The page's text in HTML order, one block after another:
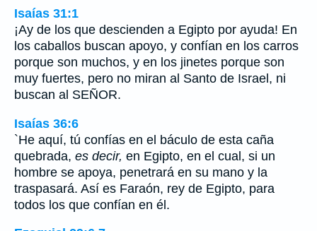
Isaías 31:1
¡Ay de los que descienden a Egipto por ayuda! En
los caballos buscan apoyo, y confían en los carros
porque son muchos, y en los jinetes porque son
muy fuertes, pero no miran al Santo de Israel, ni
buscan al SEÑOR.
Isaías 36:6
`He aquí, tú confías en el báculo de esta caña
quebrada, es decir, en Egipto, en el cual, si un
hombre se apoya, penetrará en su mano y la
traspasará. Así es Faraón, rey de Egipto, para
todos los que confían en él.